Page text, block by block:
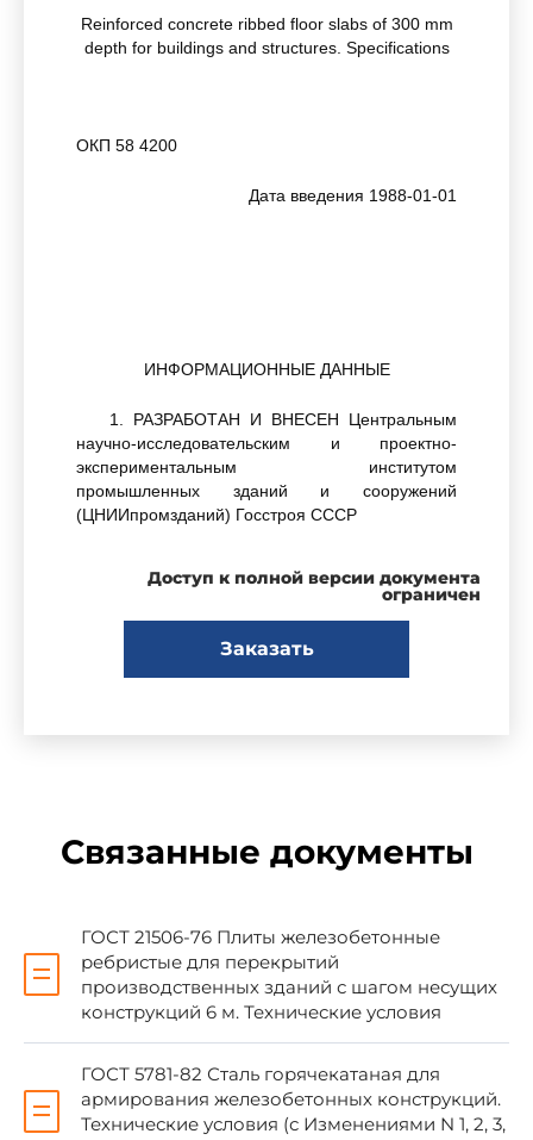
Reinforced concrete ribbed floor slabs of 300 mm
depth for buildings and structures. Specifications
ОКП 58 4200
Дата введения 1988-01-01
ИНФОРМАЦИОННЫЕ ДАННЫЕ
1. РАЗРАБОТАН И ВНЕСЕН Центральным
научно-исследовательским и проектно-
экспериментальным институтом
промышленных зданий и сооружений
(ЦНИИпромзданий) Госстроя СССР
РАЗРАБОТЧИКИ
А.А.Музыко (руководитель темы);
А.Е.Кузьмичев, канд. техн. наук; В.И.Деньщиков;
2. УТВЕРЖДЕН И ВВЕДЕН В ДЕЙСТВИЕ
3. ВЗАМЕН ГОСТ 21506-76
высотой 300 мм)
4. ССЫЛОЧНЫЕ НОРМАТИВНО-
ТЕХНИЧЕСКИЕ ДОКУМЕНТЫ
Доступ к полной версии документа
ограничен
Заказать
Связанные документы
ГОСТ 21506-76 Плиты железобетонные
ребристые для перекрытий
производственных зданий с шагом несущих
конструкций 6 м. Технические условия
ГОСТ 5781-82 Сталь горячекатаная для
армирования железобетонных конструкций.
Технические условия (с Изменениями N 1, 2, 3,